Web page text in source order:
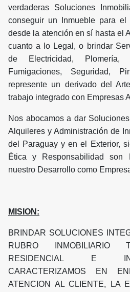
verdaderas Soluciones
conseguir un Inmueble para el
desde la atención en sí hasta el
cuanto a lo Legal, o brindar
de Electricidad, Plomería,
Fumigaciones, Seguridad,
represente un derivado del
trabajo integrado con Empresas
Nos abocamos a dar
Alquileres y Administración de
del Paraguay y en el Exterior,
Ética y Responsabilidad son
nuestro Desarrollo como
MISION:
BRINDAR SOLUCIONES
RUBRO INMOBILIARIO
RESIDENCIAL E
CARACTERIZAMOS EN
ATENCION AL CLIENTE, LA